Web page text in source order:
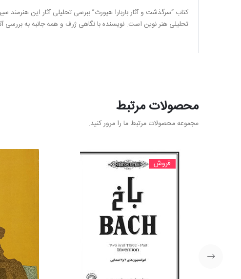
کتاب “سرگذشت و آثار باربارا هپورث” ببرسی تحلیلی آثار این
تحلیلی هنر نوین است. نویسنده با نگاهی ژرف و همه جانبه به بررسی
محصولات مرتبط
مجموعه محصولات مرتبط ما را مرور کنید.
فروش